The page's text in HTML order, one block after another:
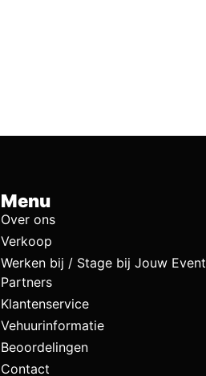
Menu
Over ons
Verkoop
Werken bij / Stage bij Jouw Event
Partners
Klantenservice
Vehuurinformatie
Beoordelingen
Contact